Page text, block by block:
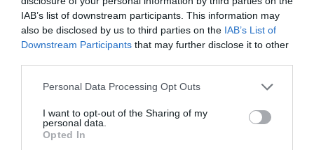
IAB’s list of downstream participants. This information may
also be disclosed by us to third parties on the IAB’s List of
Downstream Participants that may further disclose it to other
Please note that this website/app uses one or more Google
not limited to your visit or usage behaviour. You may click to
grant or deny consent to Google and its third-party tags to
use your data for below specified purposes in below Google
Personal Data Processing Opt Outs
I want to opt-out of the Sharing of my
personal data.
Opted In
ΑΠΆΝΤΗΣΗ
Ο/ΗΣΕΝΑΡΙΟΓΡΑΦΟΣ
14/03/2016 στις 08:06
ΑΝΔΡΙΩΤΙΚΟ ΚΑΡΝΑΒΑΛΙ ΓΙΑ ΠΑΝΤΑ